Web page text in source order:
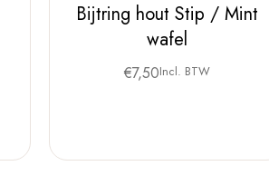
Bijtring hout Stip / Mint
wafel
€7,50Incl. BTW